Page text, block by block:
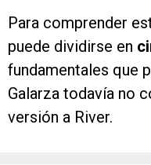
Para comprender
puede dividirse en
fundamentales que
Galarza todavía no
versión a River.